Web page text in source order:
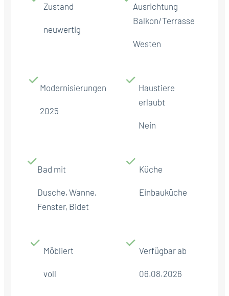
Zustand
neuwertig
Ausrichtung
Balkon/Terrasse
Westen
Modernisierungen
2025
Haustiere
erlaubt
Nein
Bad mit
Dusche, Wanne,
Fenster, Bidet
Küche
Einbauküche
Möbliert
voll
Verfügbar ab
06.08.2026